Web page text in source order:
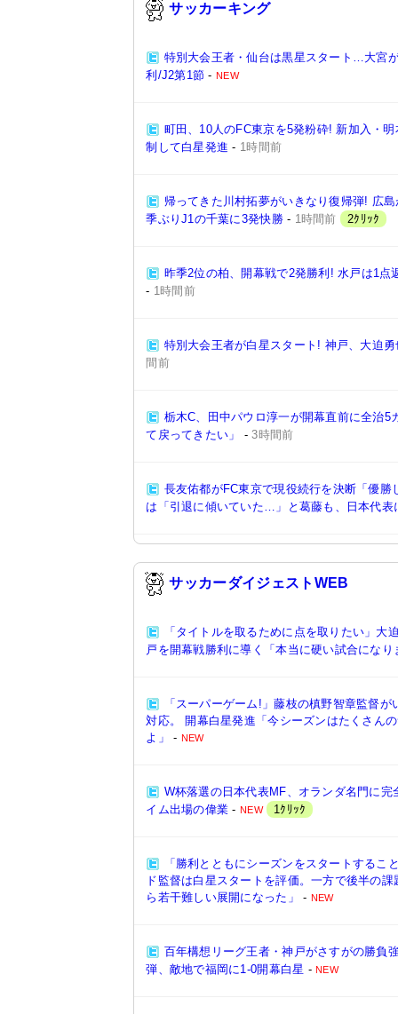
サッカーキング
特別大会王者・仙台は黒星スタート…大宮
利/J2第1節 -NEW
町田、10人のFC東京を5発粉砕! 新加入・
制して白星発進 - 1時間前
帰ってきた川村拓夢がいきなり復帰弾! 広
季ぶりJ1の千葉に3発快勝- 1時間前 2ｸﾘｯｸ
昨季2位の柏、開幕戦で2発勝利! 水戸は1点
- 1時間前
特別大会王者が白星スタート! 神戸、大迫
間前
栃木C、田中パウロ淳一が開幕直前に全治5
て戻ってきたい」
-3時間前
長友佑都がFC東京で現役続行を決断「優
は「引退に傾いていた…」と葛藤も、日本代表
サッカーダイジェストWEB
「タイトルを取るために点を取りたい」大
戸を開幕戦勝利に導く「本当に硬い試合にな
「スーパーゲーム!」藤枝の槙野智章監督
対応。 開幕白星発進「今シーズンはたくさん
よ」
- NEW
W杯落選の日本代表MF、オランダ名門に
イム出場の偉業 -NEW 1ｸﾘｯｸ
「勝利とともにシーズンをスタートするこ
ド監督は白星スタートを評価。一方で後半の
ら若干難しい展開になった」
- NEW
百年構想リーグ王者・神戸がさすがの勝負
弾、敵地で福岡に1-0開幕白星 -NEW